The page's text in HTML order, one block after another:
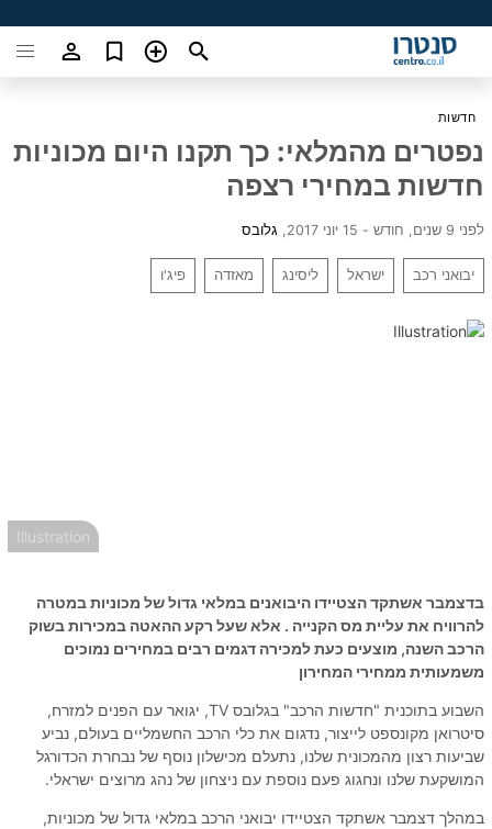
חדשות
נפטרים מהמלאי: כך תקנו היום מכוניות
חדשות במחירי רצפה
לפני 9 שנים, חודש - 15 יוני 2017 גלובס
יבואני רכב ישראל ליסינג מאזדה פיג'ו
Illustration
בדצמבר אשתקד הצטיידו היבואנים במלאי גדול של מכוניות במטרה
להרוויח את עליית מס הקנייה . אלא שעל רקע ההאטה במכירות בשוק
הרכב השנה, מוצעים כעת למכירה דגמים רבים במחירים נמוכים
משמעותית ממחירי המחירון
השבוע בתוכנית "חדשות הרכב" בגלובס TV, יגואר עם הפנים למזרח,
סיטרואן מקונספט לייצור, נדגום את כלי הרכב החשמליים בעולם, נביע
שביעות רצון מהמכונית שלנו, נתעלם מכישלון נוסף של נבחרת הכדורגל
המושקעת שלנו ונחגוג פעם נוספת עם ניצחון של נהג מרוצים ישראלי.
במהלך דצמבר אשתקד הצטיידו יבואני הרכב במלאי גדול של מכוניות,